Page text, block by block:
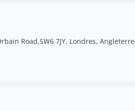
Road,SW6 7JY, Londres, Angleterre